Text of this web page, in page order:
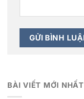
BÀI VIẾT MỚI NHẤT